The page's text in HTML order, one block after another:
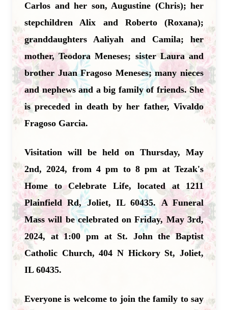
Carlos and her son, Augustine (Chris); her
stepchildren Alix and Roberto (Roxana);
granddaughters Aaliyah and Camila; her
mother, Teodora Meneses; sister Laura and
brother Juan Fragoso Meneses; many nieces
and nephews and a big family of friends. She
is preceded in death by her father, Vivaldo
Fragoso Garcia.
Visitation will be held on Thursday, May
2nd, 2024, from 4 pm to 8 pm at Tezak's
Home to Celebrate Life, located at 1211
Plainfield Rd, Joliet, IL 60435.A Funeral
Mass will be celebrated on Friday, May 3rd,
2024, at 1:00 pm at St. John the Baptist
Catholic Church, 404 N Hickory St, Joliet,
IL 60435.
Everyone is welcome to join the family to say